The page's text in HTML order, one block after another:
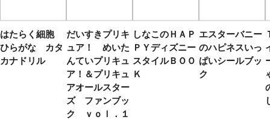
はたらく細胞
ひらがな カタ
カナドリル
だいすきプリキ
ュア！ めいた
んていプリキュ
ア！＆プリキュ
アオールスター
ズ ファンブッ
ク ｖｏｌ．１
しなこのＨＡＰ
ＰＹディズニー
スタイルＢＯＯ
Ｋ
エスターバニー
のハピネスいっ
ぱいシールブッ
ク